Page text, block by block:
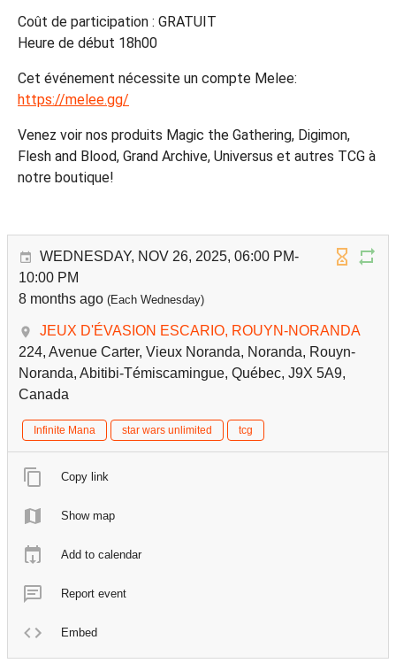
Coût de participation : GRATUIT
Heure de début 18h00
Cet événement nécessite un compte Melee:
https://melee.gg/
Venez voir nos produits Magic the Gathering, Digimon,
Flesh and Blood, Grand Archive, Universus et autres TCG à
notre boutique!
WEDNESDAY, NOV 26, 2025, 06:00 PM-
10:00 PM
8 months ago (Each Wednesday)
JEUX D'ÉVASION ESCARIO, ROUYN-NORANDA
224, Avenue Carter, Vieux Noranda, Noranda, Rouyn-
Noranda, Abitibi-Témiscamingue, Québec, J9X 5A9,
Canada
Infinite Mana star wars unlimited tcg
Copy link
Show map
Add to calendar
Report event
Embed